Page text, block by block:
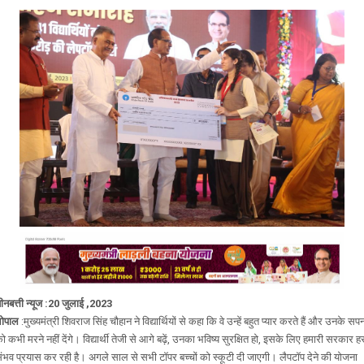
न्यूज :20 जुलाई ,2023
:मुख्यमंत्री शिवराज सिंह चौहान ने विद्यार्थियों से कहा कि वे उन्हें बहुत प्यार करते हैं और उनके
कभी मरने नहीं देंगे। विद्यार्थी तेजी से आगे बढ़ें, उनका भविष्य सुरक्षित हो, इसके लिए हमारी सरकार
प्रयास कर रही है। अगले साल से सभी टॉपर बच्चों को स्कूटी दी जाएगी। लैपटॉप देने की योजना